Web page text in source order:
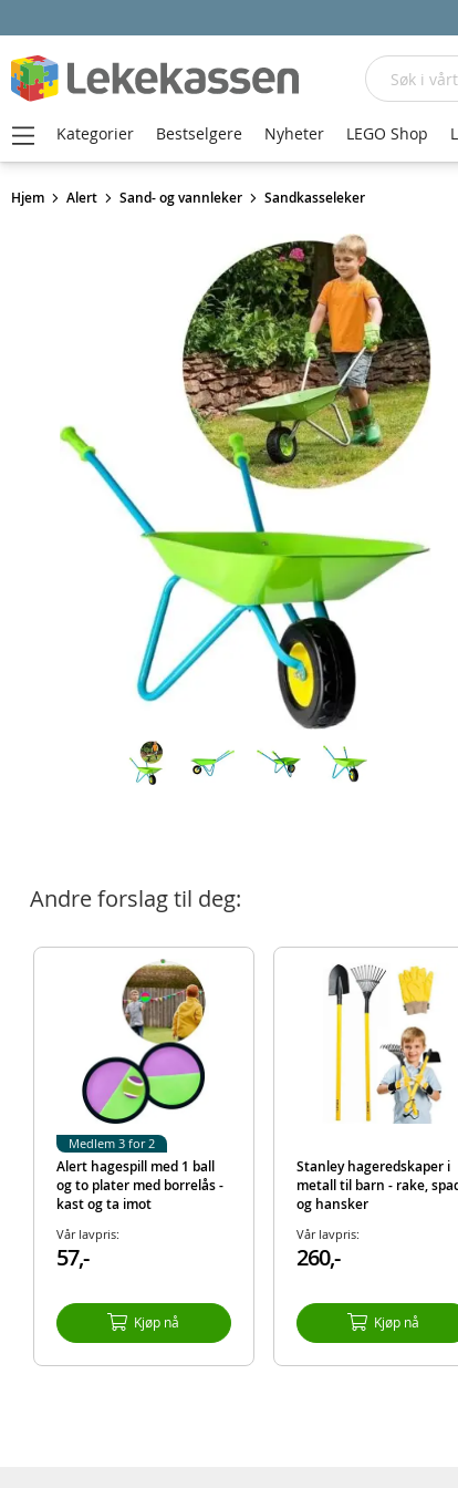
Hjem Alert Sand- og vannleker Sandkasseleker
Andre forslag til deg:
Alert hagespill med 1 ball
og to plater med borrelås -
kast og ta imot
Vår lavpris:
57,-
Kjøp nå
Medlem 3 for 2
Stanley hageredskaper i
metall til barn - rake,
og hansker
Vår lavpris:
260,-
Kjøp nå
Søk
Kategorier Bestselgere Nyheter LEGO Shop